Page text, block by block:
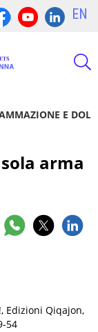
EN
E
arma
Edizioni Qiqajon,
54